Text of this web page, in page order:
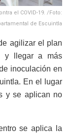
el COVID-19. /Foto:
de Escuintla
agilizar el plan
y llegar a más
inoculación en
En el lugar
y se aplican no
se aplica la